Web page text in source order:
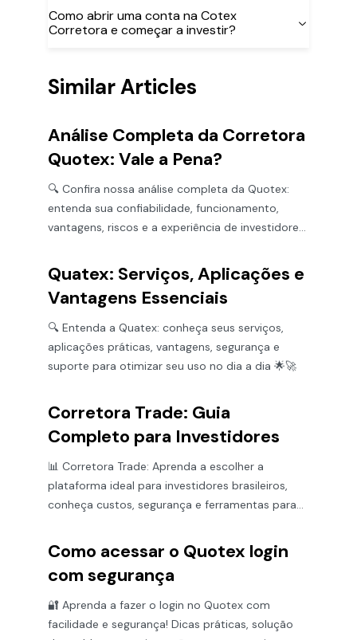
Como abrir uma conta na Cotex
Corretora e começar a investir?
Similar Articles
Análise Completa da Corretora
Quotex: Vale a Pena?
🔍 Confira nossa análise completa da Quotex:
entenda sua confiabilidade, funcionamento,
vantagens, riscos e a experiência de investidores
Quatex: Serviços, Aplicações e
Vantagens Essenciais
🔍 Entenda a Quatex: conheça seus serviços,
aplicações práticas, vantagens, segurança e
suporte para otimizar seu uso no dia a dia 🌟🚀
Corretora Trade: Guia
Completo para Investidores
📊 Corretora Trade: Aprenda a escolher a
plataforma ideal para investidores brasileiros,
conheça custos, segurança e ferramentas para
Como acessar o Quotex login
com segurança
🔐 Aprenda a fazer o login no Quotex com
facilidade e segurança! Dicas práticas, solução